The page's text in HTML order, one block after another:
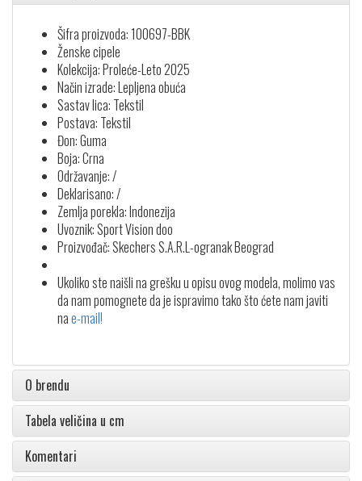
Šifra proizvoda: 100697-BBK
Ženske cipele
Kolekcija: Proleće-Leto 2025
Način izrade: Lepljena obuća
Sastav lica: Tekstil
Postava: Tekstil
Đon: Guma
Boja: Crna
Održavanje: /
Deklarisano: /
Zemlja porekla: Indonezija
Uvoznik: Sport Vision doo
Proizvođač: Skechers S.A.R.L-ogranak Beograd
Ukoliko ste naišli na grešku u opisu ovog modela, molimo vas
da nam pomognete da je ispravimo tako što ćete nam javiti
nae-mail!
O brendu
Tabela veličina u cm
Komentari